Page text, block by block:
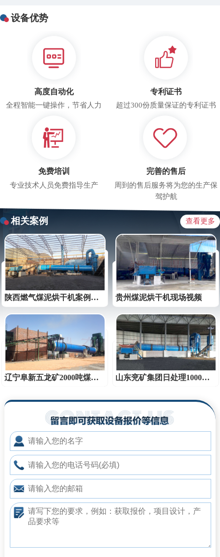
设备优势
高度自动化
全程智能一键操作，节省人力
专利证书
超过300份质量保证的专利证书
免费培训
专业技术人员免费指导生产
完善的售后
周到的售后服务将为您的生产保
驾护航
相关案例 查看更多
陕西燃气煤泥烘干机案例视频 贵州煤泥烘干机现场视频
辽宁阜新五龙矿2000吨煤泥烘干机现场 山东兖矿集团日处理1000吨煤泥烘干系统